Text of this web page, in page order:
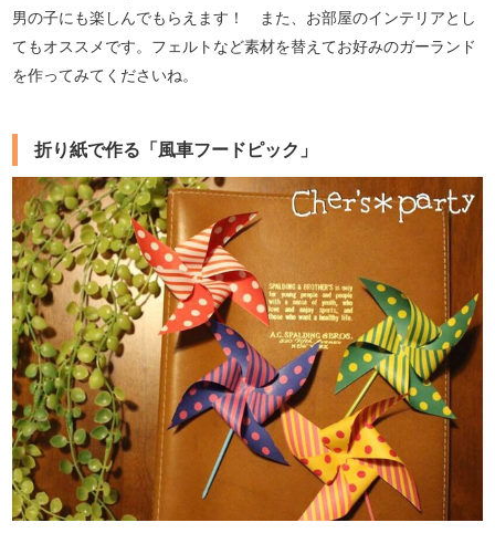
男の子にも楽しんでもらえます！ また、お部屋のインテリアとし
てもオススメです。フェルトなど素材を替えてお好みのガーランド
を作ってみてくださいね。
折り紙で作る「風車フードピック」